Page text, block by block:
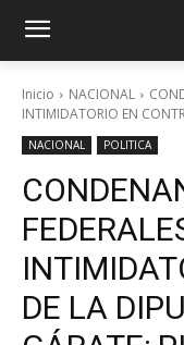
Inicio NACIONAL
INTIMIDATORIO EN
NACIONAL POLITICA
DE LA